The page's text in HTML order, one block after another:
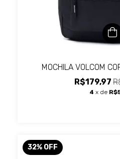
MOCHILA VOLCOM
R$179,97
4 x de
32% OFF